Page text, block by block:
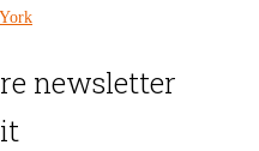
newsletter